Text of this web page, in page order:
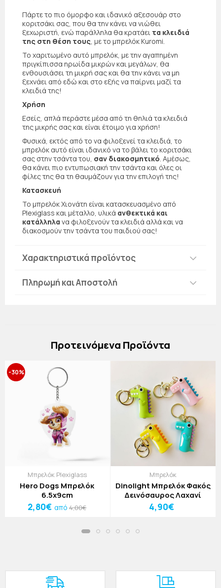
Πάρτε το πιο όμορφο και ιδανικό αξεσουάρ στο
κοριτσάκι σας, που θα την κάνει να νιώθει
ξεχωριστή, ενώ παράλληλα θα κρατάει τα κλειδιά
της στη θέση τους, με το μπρελόκ Kuromi.
Το χαριτωμένο αυτό μπρελόκ, με την αγαπημένη
πριγκίπισσα ηρωίδα μικρών και μεγάλων, θα
ενθουσιάσει τη μικρή σας και θα την κάνει να μη
ξεχνάει από εδώ και στο εξής να παίρνει μαζί τα
κλειδιά της!
Χρήση
Εσείς, απλά περάστε μέσα από τη θηλιά τα κλειδιά
της μικρής σας και είναι έτοιμο για χρήση!
Φυσικά, εκτός από το να φιλοξενεί τα κλειδιά, το
μπρελόκ αυτό είναι ιδανικό να το βάλει το κοριτσάκι
σας στην τσάντα του, σαν διακοσμητικό. Αμέσως,
θα κάνει πιο εντυπωσιακή την τσάντα και όλες οι
φίλες της θα τη θαυμάζουν για την επιλογή της!
Κατασκευή
Το μπρελόκ Χιονάτη είναι κατασκευασμένο από
Plexiglass και μέταλλο, υλικά ανθεκτικά και
κατάλληλα να φιλοξενούν τα κλειδιά αλλά και να
διακοσμούν την τσάντα του παιδιού σας!
Χαρακτηριστικά προϊόντος
Πληρωμή και Αποστολή
Πρoτεινόμενα Προϊόντα
-30%
Μπρελόκ Plexiglass
Hero Dogs Μπρελόκ
6.5x9cm
2,80€ από4,00€
Μπρελόκ
Dinolight Μπρελόκ Φακός
Δεινόσαυρος Λαχανί
4,90€